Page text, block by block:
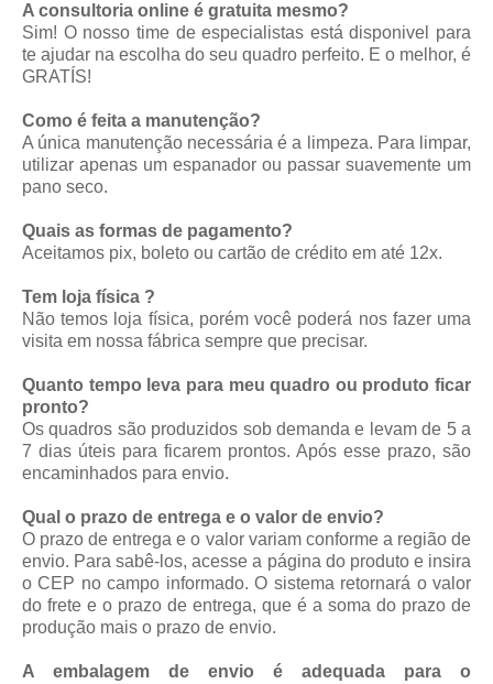
A consultoria online é gratuita mesmo?
Sim! O nosso time de especialistas está disponivel para
te ajudar na escolha do seu quadro perfeito. E o melhor, é
GRATÍS!
Como é feita a manutenção?
A única manutenção necessária é a limpeza. Para limpar,
utilizar apenas um espanador ou passar suavemente um
pano seco.
Quais as formas de pagamento?
Aceitamos pix, boleto ou cartão de crédito em até 12x.
Tem loja física ?
Não temos loja física, porém você poderá nos fazer uma
visita em nossa fábrica sempre que precisar.
Quanto tempo leva para meu quadro ou produto ficar
pronto?
Os quadros são produzidos sob demanda e levam de 5 a
7 dias úteis para ficarem prontos. Após esse prazo, são
encaminhados para envio.
Qual o prazo de entrega e o valor de envio?
O prazo de entrega e o valor variam conforme a região de
envio. Para sabê-los, acesse a página do produto e insira
o CEP no campo informado. O sistema retornará o valor
do frete e o prazo de entrega, que é a soma do prazo de
produção mais o prazo de envio.
A embalagem de envio é adequada para o